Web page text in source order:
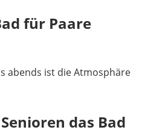
für Paare
abends ist die Atmosphäre
das Bad